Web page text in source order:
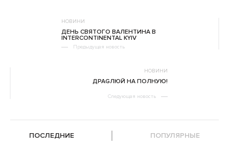
НОВИНИ
ДЕНЬ СВЯТОГО ВАЛЕНТИНА В
INTERCONTINENTAL KYIV
Предыдущая новость
НОВИНИ
ДРАGЛЮЙ НА ПОЛНУЮ!
Следующая новость
ПОСЛЕДНИЕ ПОПУЛЯРНЫЕ